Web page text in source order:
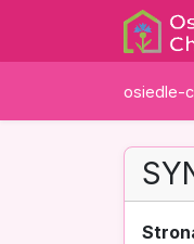
osiedle-